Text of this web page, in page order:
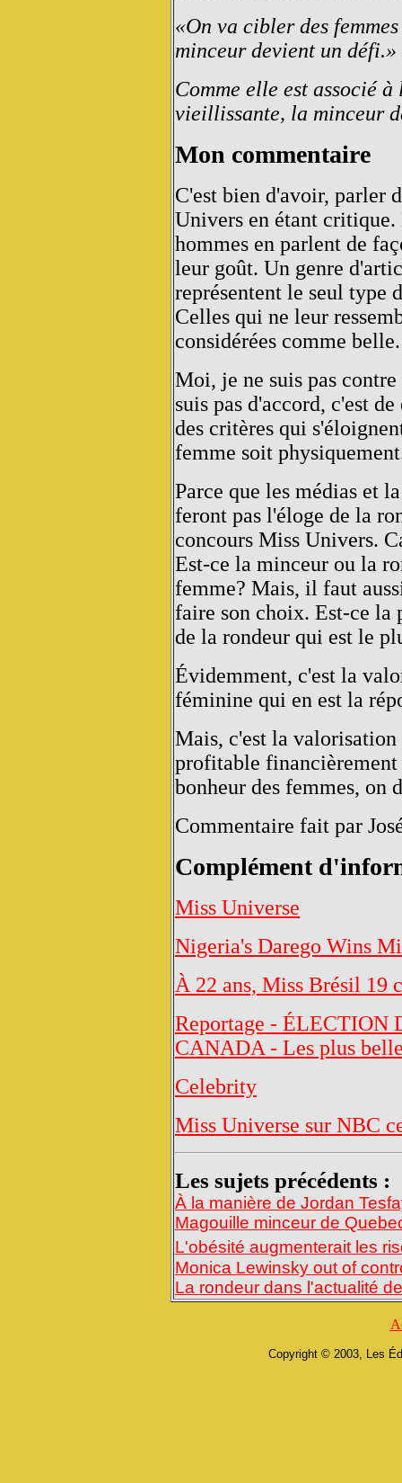
«On va cibler des
minceur devient un défi.»
Comme elle est associé
vieillissante, la minceur
Mon commentaire
C'est bien d'avoir, parler
Univers en étant
hommes en parlent de
leur goût. Un genre
représentent le seul type
Celles qui ne leur
considérées comme belle.
Moi, je ne suis pas
suis pas d'accord, c'est
des critères qui
femme soit
Parce que les médias et
feront pas l'éloge de la
concours Miss Univers.
Est-ce la minceur ou la
femme? Mais, il faut
faire son choix. Est-ce la
de la rondeur qui est le
Évidemment, c'est la
féminine qui en est la
Mais, c'est la
profitable financièrement
bonheur des femmes, on
Commentaire fait par
Complément
Miss Universe
Nigeria's Darego Wins
À 22 ans, Miss Brésil 19
Reportage - ÉLECTION
CANADA - Les plus
Celebrity
Miss Universe sur NBC
Les sujets précédents :
À la manière de Jordan
Magouille minceur de
L'obésité augmenterait les
Monica Lewinsky out of
La rondeur dans l'actualité
Copyright © 2003, Les